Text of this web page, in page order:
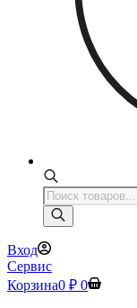
Поиск
товаров
Вход
Сервис
Корзина0 ₽ 0